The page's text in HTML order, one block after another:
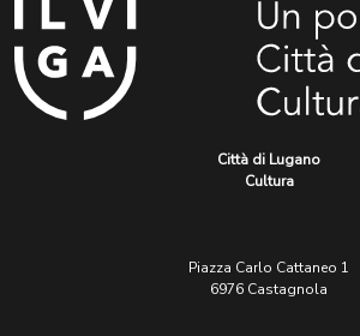
Città di Lugano
Cultura
Piazza Carlo Cattaneo 1
6976 Castagnola